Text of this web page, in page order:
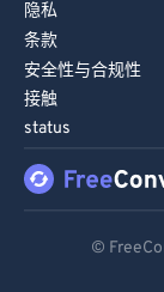
隐私
条款
安全性与合规性
接触
status
©